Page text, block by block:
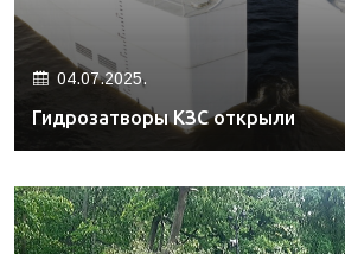
04.07.2025.
Гидрозатворы КЗС открыли